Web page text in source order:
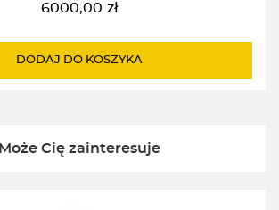
6000,00 zł
DODAJ DO KOSZYKA
Może Cię zainteresuje